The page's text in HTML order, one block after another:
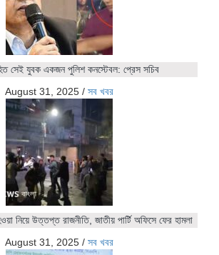
সেই যুবক একজন পুলিশ কনস্টেবল: প্রেস সচিব
August 31, 2025 / সব খবর
নিয়ে উত্তপ্ত রাজনীতি, জাতীয় পার্টি অফিসে ফের হামলা
August 31, 2025 / সব খবর